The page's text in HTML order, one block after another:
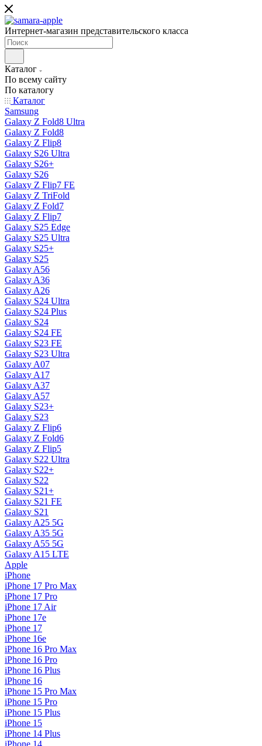
Интернет-магазин представительского класса
Каталог
По всему сайту
По каталогу
Каталог
Samsung
Galaxy Z Fold8 Ultra
Galaxy Z Fold8
Galaxy Z Flip8
Galaxy S26 Ultra
Galaxy S26+
Galaxy S26
Galaxy Z Flip7 FE
Galaxy Z TriFold
Galaxy Z Fold7
Galaxy Z Flip7
Galaxy S25 Edge
Galaxy S25 Ultra
Galaxy S25+
Galaxy S25
Galaxy A56
Galaxy A36
Galaxy A26
Galaxy S24 Ultra
Galaxy S24 Plus
Galaxy S24
Galaxy S24 FE
Galaxy S23 FE
Galaxy S23 Ultra
Galaxy A07
Galaxy A17
Galaxy A37
Galaxy A57
Galaxy S23+
Galaxy S23
Galaxy Z Flip6
Galaxy Z Fold6
Galaxy Z Flip5
Galaxy S22 Ultra
Galaxy S22+
Galaxy S22
Galaxy S21+
Galaxy S21 FE
Galaxy S21
Galaxy A25 5G
Galaxy A35 5G
Galaxy A55 5G
Galaxy A15 LTE
Apple
iPhone
iPhone 17 Pro Max
iPhone 17 Pro
iPhone 17 Air
iPhone 17e
iPhone 17
iPhone 16e
iPhone 16 Pro Max
iPhone 16 Pro
iPhone 16 Plus
iPhone 16
iPhone 15 Pro Max
iPhone 15 Pro
iPhone 15 Plus
iPhone 15
iPhone 14 Plus
iPhone 14